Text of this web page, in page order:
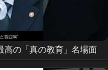
高の「真の教育」名場面